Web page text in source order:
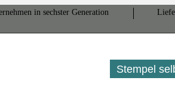
in sechster Gene­ration
Stempel